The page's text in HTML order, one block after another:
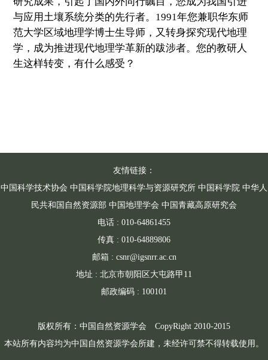
与应用土壤系统分类的先行者。 1991年您兼职华东师
范大学区域地理学博士生导师，又转身探究现代地理
学，成为推进现代地理学革新的跋涉者。您的教研人
生这样转变，有什么感受？
友情链接：
中国科学技术协会 中国科学院地理科学与资源研究所 中国科学院 中华人
民共和国自然资源部 中国地理学会 中国青藏高原研究会
电话 : 010-64861455
传真 : 010-64889806
邮箱 : csnr@igsnrr.ac.cn
地址 : 北京市朝阳区大屯路甲11
邮政编码 : 100101
版权所有：中国自然资源学会 CopyRight 2010-2015
本站所有内容均为中国自然资源学会所建，未经许可禁不得转载使用。